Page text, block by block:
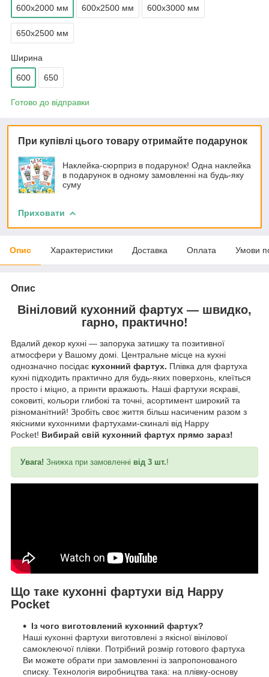
600х2000 мм 600х2500 мм 600х3000 мм
650х2500 мм
Ширина
600 650
Готово до відправки
При купівлі цього товару отримайте подарунок
Наклейка-сюрприз в подарунок! Одна наклейка
в подарунок в одному замовленні на будь-яку
суму
Приховати
Опис Характеристики Доставка Оплата Умови
Опис
Вініловий кухонний фартух — швидко,
гарно, практично!
Вдалий декор кухні — запорука затишку та позитивної
атмосфери у Вашому домі. Центральне місце на кухні
однозначно посідає кухонний фартух. Плівка для фартуха
кухні підходить практично для будь-яких поверхонь, клеїться
просто і міцно, а принти вражають. Наші фартухи яскраві,
соковиті, кольори глибокі та точні, асортимент широкий та
різноманітний! Зробіть своє життя більш насиченим разом з
якісними кухонними фартухами-скиналі від Happy
Pocket! Вибирай свій кухонний фартух прямо зараз!
Увага! Знижка при замовленні від 3 шт.!
Що таке кухонні фартухи від Happy
Pocket
Із чого виготовлений кухонний фартух?
Наші кухонні фартухи виготовлені з якісної вінілової
самоклеючої плівки. Потрібний розмір готового фартуха
Ви можете обрати при замовленні із запропонованого
списку. Технологія виробництва така: на плівку-основу